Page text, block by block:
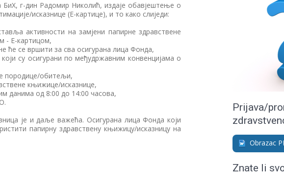
г-дин Радомир Николић, издаје обавјештење о
исказнице (Е-картице), и то како слиједи:
активности на замјени папирне здравствене
- Е-картицом,
ће се вршити за сва осигурана лица Фонда,
су осигурани по међудржавним конвенцијама о
породице/обитељи,
књижице/исказнице,
данима од 8:00 до 14:00 часова,
је и даље важећа. Осигурана лица Фонда који
папирну здравствену књижицу/исказницу на
Prijava/
Obrazac
Znate li